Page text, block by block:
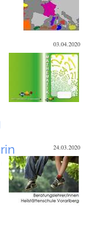
03.04.2020
24.03.2020